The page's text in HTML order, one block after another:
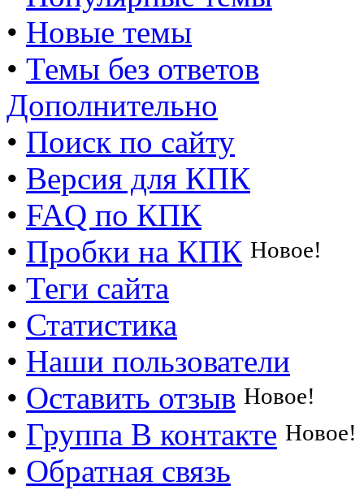
• Новые темы
• Темы без ответов
Дополнительно
• Поиск по сайту
• Версия для КПК
• FAQ по КПК
• Пробки на КПК Новое!
• Теги сайта
• Статистика
• Наши пользователи
• Оставить отзыв Новое!
• Группа В контакте Новое!
• Обратная связь